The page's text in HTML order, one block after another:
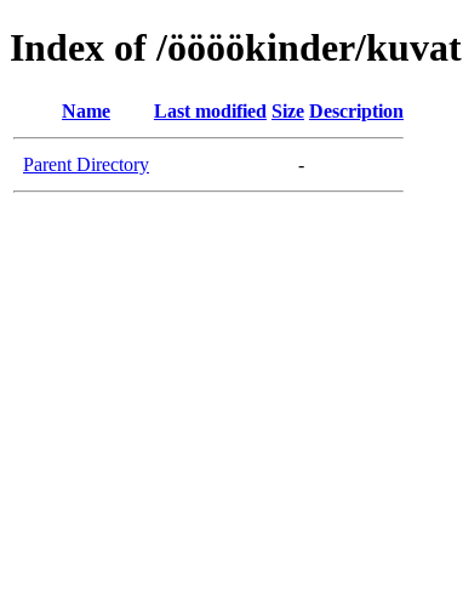
Index of /öööökinder/kuvat
Name Last modified Size Description
Parent Directory -